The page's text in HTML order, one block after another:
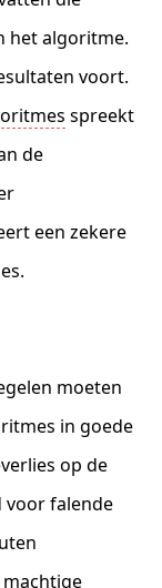
het algoritme.
voort.
spreekt
de
een zekere
moeten
in goede
op de
voor falende